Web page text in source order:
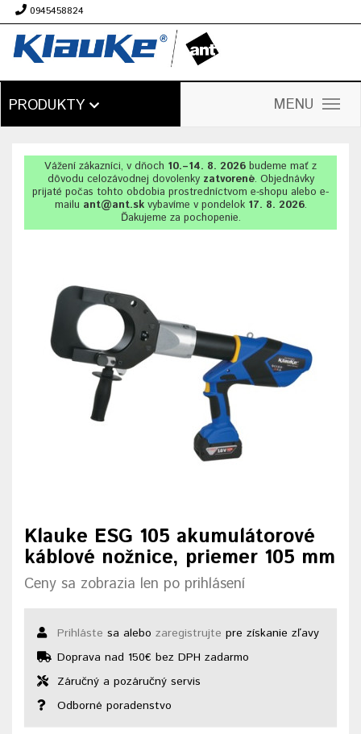
0945458824
PRODUKTY MENU
Vážení zákazníci, v dňoch 10.–14. 8. 2026 budeme mať z
dôvodu celozávodnej dovolenkyzatvorené. Objednávky
prijaté počas tohto obdobia prostredníctvom e-shopu alebo e-
mailu ant@ant.skvybavíme v pondelok 17. 8. 2026.
Ďakujeme za pochopenie.
Klauke ESG 105 akumulátorové
káblové nožnice, priemer 105 mm
Ceny sa zobrazia len po prihlásení
Prihláste sa alebo zaregistrujte pre získanie zľavy
Doprava nad 150€ bez DPH zadarmo
Záručný a pozáručný servis
Odborné poradenstvo